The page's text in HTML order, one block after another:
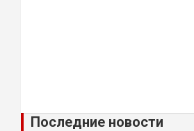
Последние новости